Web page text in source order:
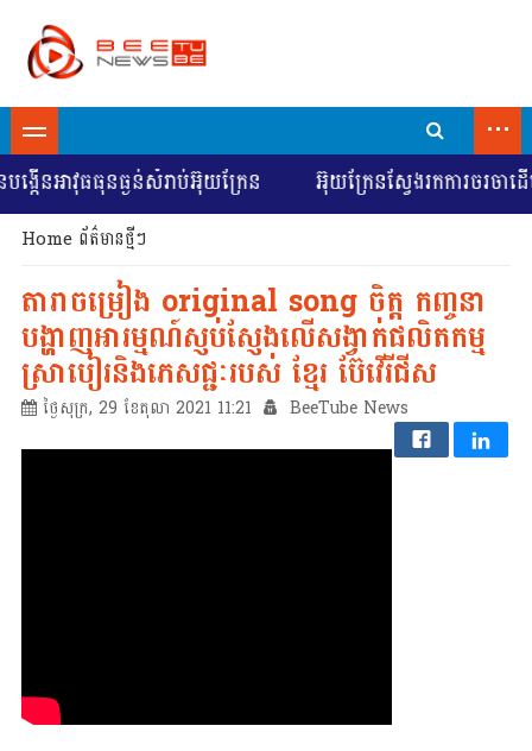
...
ាវុធធុនធ្ងន់សំរាប់អ៊ុយក្រែន អ៊ុយក្រែនស្វែងរកការចរចាដ
Home ព័ត៌មានថ្មីៗ
តារាចម្រៀង original song ចិត្ត កញ្ចនា
បង្ហាញអារម្មណ៍ស្ញប់ស្ញែងលើសង្វាក់ផលិតកម្ម
ស្រាបៀរនិងភេសជ្ជៈរបស់ ខ្មែរ ប៊ែវើរីជីស
ថ្ងៃសុក្រ, 29 ខែតុលា 2021 11:21 BeeTube News